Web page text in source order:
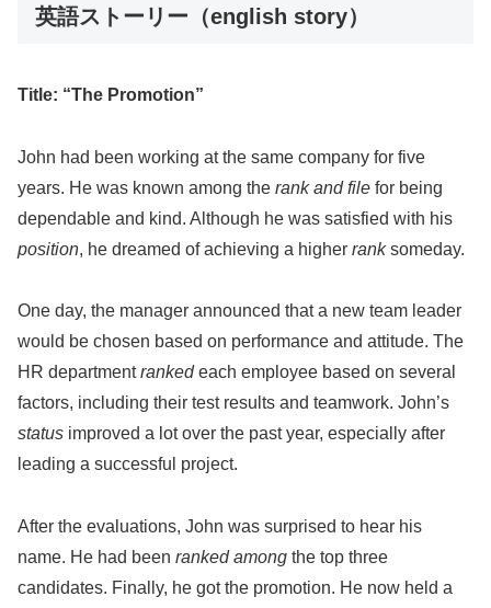
英語ストーリー（english story）
Title: “The Promotion”
John had been working at the same company for five
years. He was known among the rank and file for being
dependable and kind. Although he was satisfied with his
position, he dreamed of achieving a higher ranksomeday.
One day, the manager announced that a new team leader
would be chosen based on performance and attitude. The
HR departmentranked each employee based on several
factors, including their test results and teamwork. John’s
status improved a lot over the past year, especially after
leading a successful project.
After the evaluations, John was surprised to hear his
name. He had been ranked among the top three
candidates. Finally, he got the promotion. He now held a